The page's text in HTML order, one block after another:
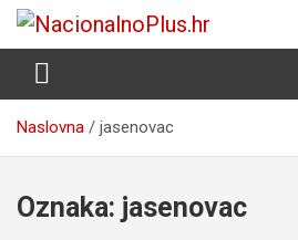
Skip
NacionalnoPlus.hr
Nacija želi znati više
Naslovna jasenovac
Oznaka: jasenovac